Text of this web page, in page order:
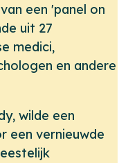
een 'panel on
uit 27
medici,
en andere
wilde een
een vernieuwde